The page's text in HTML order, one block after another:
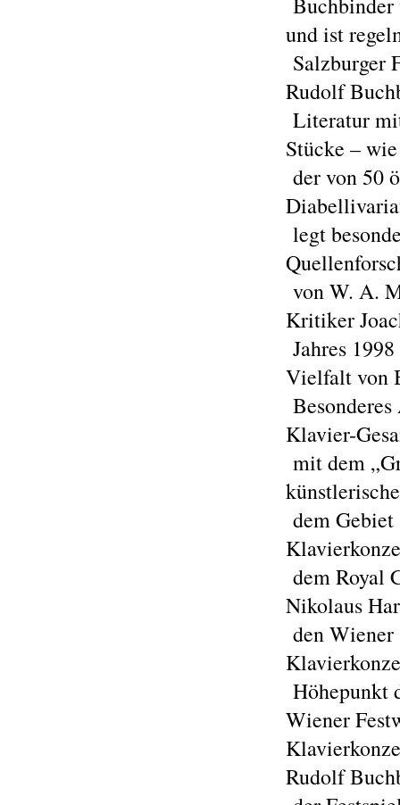
und ist
Salzburger
Rudolf
Literatur
Stücke –
der von 50
legt
von W. A.
Kritiker
Jahres
Vielfalt von
Klavier-
mit dem
dem
dem Royal
Nikolaus
den
Höhepunkt
Wiener
Rudolf